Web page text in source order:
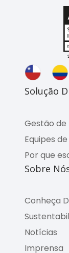
Solução
Gestão
Equipes
Por que
Sobre
Conheça
Notícias
Imprensa